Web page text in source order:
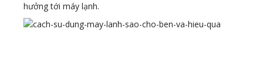
hưởng tới máy lạnh.